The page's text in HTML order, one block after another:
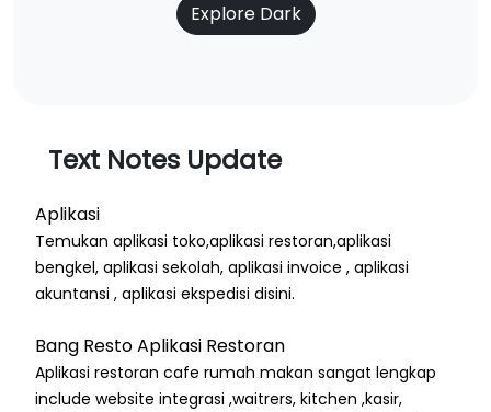
Explore Dark
Text Notes Update
Aplikasi
Temukan aplikasi toko,aplikasi restoran,aplikasi
bengkel, aplikasi sekolah, aplikasi invoice , aplikasi
akuntansi , aplikasi ekspedisi disini.
Bang Resto Aplikasi Restoran
Aplikasi restoran cafe rumah makan sangat lengkap
include website integrasi ,waitrers, kitchen ,kasir,